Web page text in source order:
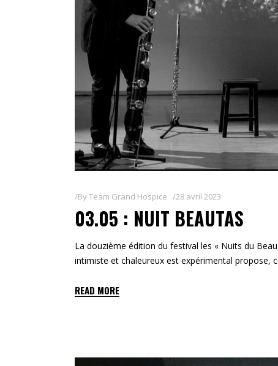
ByTeam Grand Hospice 28 avril 2023
03.05 : NUIT BEAUTAS
La douzième édition du festival les « Nuits du
intimiste et chaleureux est expérimental propose,
READ MORE